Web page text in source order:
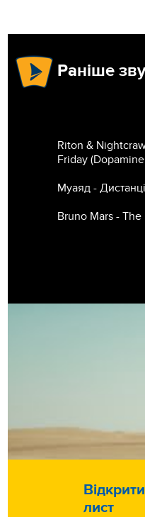
Раніше
Riton &
Friday
Муаяд -
Bruno Mars - The
лист